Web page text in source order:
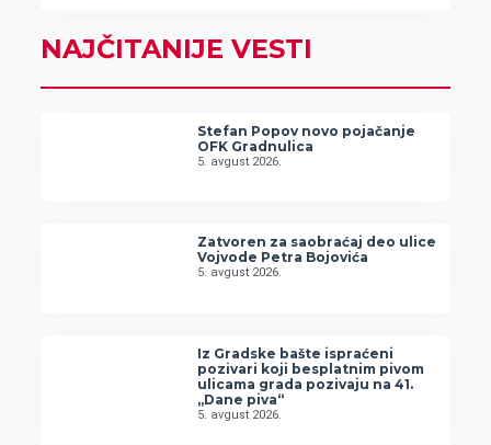
NAJČITANIJE VESTI
Stefan Popov novo pojačanje
OFK Gradnulica
5. avgust 2026.
Zatvoren za saobraćaj deo ulice
Vojvode Petra Bojovića
5. avgust 2026.
Iz Gradske bašte ispraćeni
pozivari koji besplatnim pivom
ulicama grada pozivaju na 41.
„Dane piva“
5. avgust 2026.